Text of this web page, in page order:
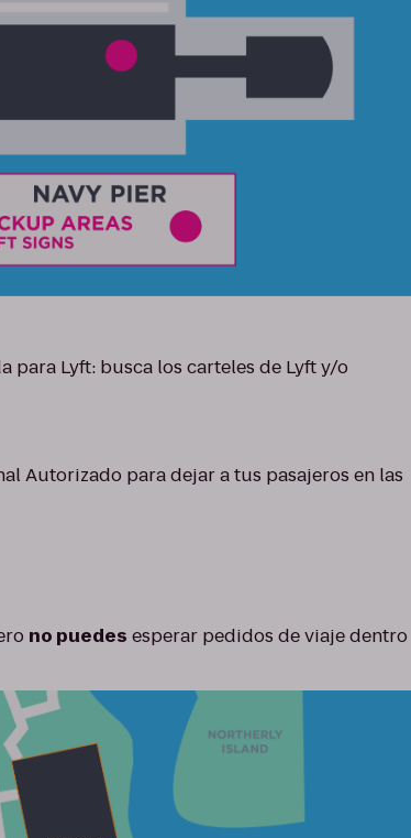
para Lyft: busca los carteles de Lyft y/o
Autorizado para dejar a tus pasajeros en las
no puedes esperar pedidos de viaje dentro